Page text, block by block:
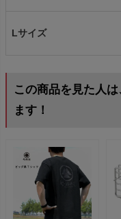
Lサイズ
この商品を見た人
ます！